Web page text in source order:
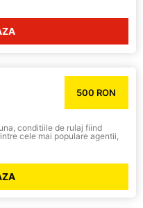
500 RON
conditiile de rulaj fiind
cele mai populare agentii,